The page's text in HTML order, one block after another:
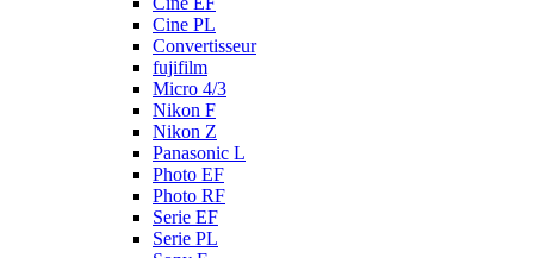
Cine PL
Convertisseur
fujifilm
Micro 4/3
Nikon F
Nikon Z
Panasonic L
Photo EF
Photo RF
Serie EF
Serie PL